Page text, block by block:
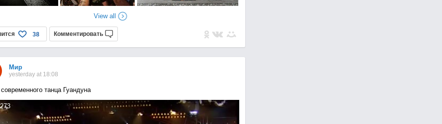
View all
38 Комментировать
Мир
yesterday at 18:08
танца Гуандуна
273